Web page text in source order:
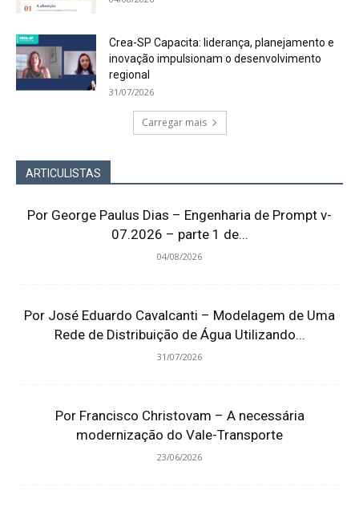
Crea-SP Capacita: liderança, planejamento e
inovação impulsionam o desenvolvimento
regional
31/07/2026
Carregar mais
ARTICULISTAS
Por George Paulus Dias – Engenharia de Prompt v-
07.2026 – parte 1 de...
04/08/2026
Por José Eduardo Cavalcanti – Modelagem de Uma
Rede de Distribuição de Água Utilizando...
31/07/2026
Por Francisco Christovam – A necessária
modernização do Vale-Transporte
23/06/2026